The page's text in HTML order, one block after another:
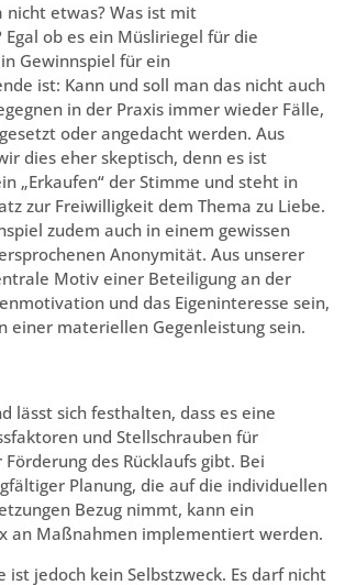
nicht etwas? Was ist mit
ob es ein Müsliriegel für die
Gewinnspiel für ein
ist: Kann und soll man das nicht auch
in der Praxis immer wieder Fälle,
oder angedacht werden. Aus
dies eher skeptisch, denn es ist
„Erkaufen“ der Stimme und steht in
zur Freiwilligkeit dem Thema zu Liebe.
zudem auch in einem gewissen
Anonymität. Aus unserer
Motiv einer Beteiligung an der
und das Eigeninteresse sein,
einer materiellen Gegenleistung sein.
lässt sich festhalten, dass es eine
und Stellschrauben für
des Rücklaufs gibt. Bei
Planung, die auf die individuellen
Bezug nimmt, kann ein
an Maßnahmen implementiert werden.
ist jedoch kein Selbstzweck. Es darf nicht